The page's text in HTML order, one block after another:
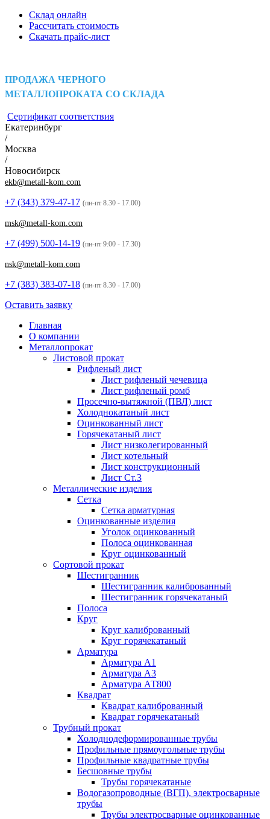
Склад онлайн
Рассчитать стоимость
Скачать прайс-лист
ПРОДАЖА ЧЕРНОГО
МЕТАЛЛОПРОКАТА СО СКЛАДА
Сертификат соответствия
Екатеринбург
/
Москва
/
Новосибирск
ekb@metall-kom.com
+7 (343) 379-47-17 (пн-пт 8.30 - 17.00)
msk@metall-kom.com
+7 (499) 500-14-19 (пн-пт 9:00 - 17.30)
nsk@metall-kom.com
+7 (383) 383-07-18 (пн-пт 8.30 - 17.00)
Оставить заявку
Главная
О компании
Металлопрокат
Листовой прокат
Рифленый лист
Лист рифленый чечевица
Лист рифленый ромб
Просечно-вытяжной (ПВЛ) лист
Холоднокатаный лист
Оцинкованный лист
Горячекатаный лист
Лист низколегированный
Лист котельный
Лист конструкционный
Лист Ст.3
Металлические изделия
Сетка
Сетка арматурная
Оцинкованные изделия
Уголок оцинкованный
Полоса оцинкованная
Круг оцинкованный
Сортовой прокат
Шестигранник
Шестигранник калиброванный
Шестигранник горячекатаный
Полоса
Круг
Круг калиброванный
Круг горячекатаный
Арматура
Арматура А1
Арматура А3
Арматура АТ800
Квадрат
Квадрат калиброванный
Квадрат горячекатаный
Трубный прокат
Холоднодеформированные трубы
Профильные прямоугольные трубы
Профильные квадратные трубы
Бесшовные трубы
Трубы горячекатаные
Водогазопроводные (ВГП), электросварные
трубы
Трубы электросварные оцинкованные